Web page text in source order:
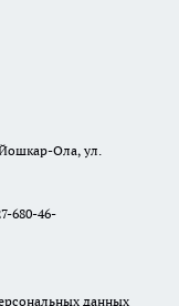
Йошкар-Ола, ул.
680-46-
данных